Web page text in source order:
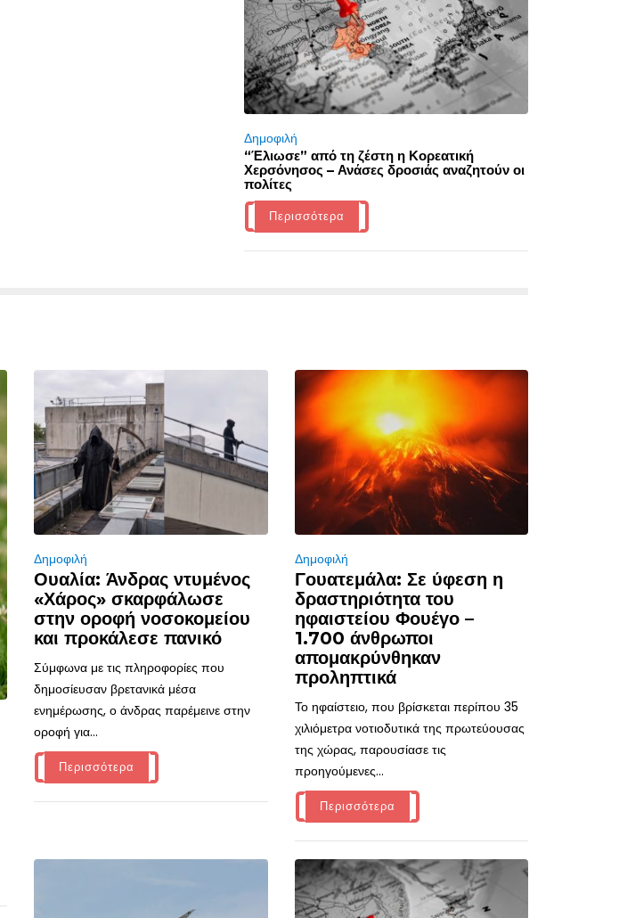
Δημοφιλή
“Έλιωσε” από τη ζέστη η Κορεατική
Χερσόνησος – Ανάσες δροσιάς αναζητούν οι
πολίτες
Περισσότερα
Δημοφιλή
Ουαλία: Άνδρας ντυμένος
«Χάρος» σκαρφάλωσε
στην οροφή νοσοκομείου
και προκάλεσε πανικό
Σύμφωνα με τις πληροφορίες που
δημοσίευσαν βρετανικά μέσα
ενημέρωσης, ο άνδρας παρέμεινε στην
οροφή για...
Περισσότερα
Δημοφιλή
Γουατεμάλα: Σε ύφεση η
δραστηριότητα του
ηφαιστείου Φουέγο –
1.700 άνθρωποι
απομακρύνθηκαν
προληπτικά
Το ηφαίστειο, που βρίσκεται περίπου 35
χιλιόμετρα νοτιοδυτικά της πρωτεύουσας
της χώρας, παρουσίασε τις
προηγούμενες...
Περισσότερα